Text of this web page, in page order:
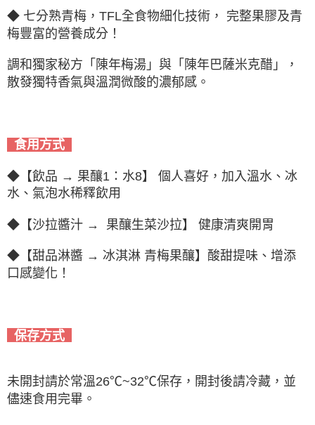
◆ 七分熟青梅，TFL全食物細化技術， 完整果膠及青
梅豐富的營養成分！
調和獨家秘方「陳年梅湯」與「陳年巴薩米克醋」，
散發獨特香氣與溫潤微酸的濃郁感。
食用方式
◆【飲品 → 果釀1：水8】 個人喜好，加入溫水、冰
水、氣泡水稀釋飲用
◆【沙拉醬汁 → 果釀生菜沙拉】 健康清爽開胃
◆【甜品淋醬 → 冰淇淋 青梅果釀】酸甜提味、增添
口感變化！
保存方式
未開封請於常溫26℃~32℃保存，開封後請冷藏，並
儘速食用完畢。